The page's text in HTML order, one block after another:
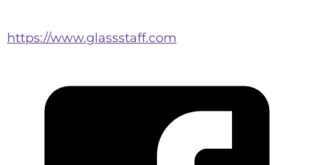
https://www.glassstaff.com